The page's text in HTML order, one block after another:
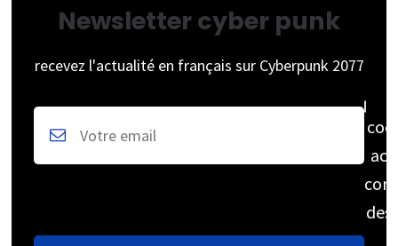
Newsletter cyber punk
recevez l'actualité en français sur Cyberpunk 2077
des